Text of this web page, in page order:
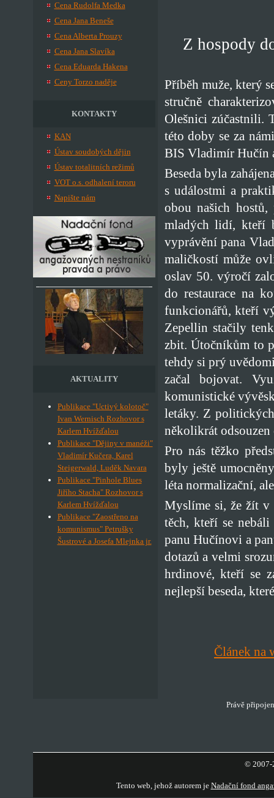
Cena Rudolfa Medka
Cena Jana Beneše
Cena Alberta Prouzy
Cena Jana Slavíka
Cena Eduarda Hakena
Ceny Torzo naděje
KONTAKTY
KAN
Ústav soudobých dějin
Ústav totalitních režimů
VOT o.s. odhalení teroru
Napište nám
AKTUALITY
Publikace "Uctivý kolotoč"
Ivan Wernisch Rozhovor s
Karlem Hvížďalou
Publikace "Dějiny v manéži"
Vladimír Kučera, Karel
Steigerwald, Luděk Navara
Publikace "Pinhole Blues
Jiřího Stacha" Rozhovor s
Karlem Hvížďalou
Publikace "Zaostřeno na
komunismus" Petrušky
Šustrové a Josefa Mlejnka jr.
Z hospody
Příběh muže, který
stručně
Olešnici zúčastnili.
této doby se za
BIS Vladimír Hučín
Beseda byla
s událostmi a
obou našich
mladých lidí, kteří
vyprávění pana
maličkostí může
oslav 50. výročí
do restaurace na
funkcionářů, kteří
Zepellin stačily
zbit. Útočníkům to
tehdy si prý
začal bojovat.
komunistické
letáky. Z
několikrát odsouzen
Pro nás těžko
byly ještě
léta normalizační,
Myslíme si, že žít v
těch, kteří se
panu Hučínovi a
dotazů a velmi
hrdinové, kteří se
nejlepší beseda,
Článek na
Právě
© 2007-
Tento web, jehož autorem je Nadační fond